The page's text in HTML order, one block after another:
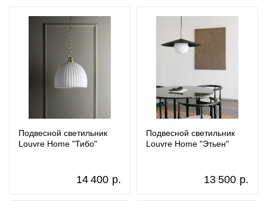
Подвесной светильник
Louvre Home "Тибо"
14 400 р.
Подвесной светильник
Louvre Home "Этьен"
13 500 р.